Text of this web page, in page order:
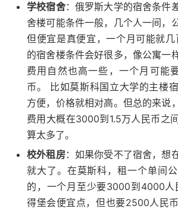
学校宿舍：俄罗斯大学的宿舍条件
舍楼可能条件一般，几个人一间，
但便宜是真便宜，一个月可能就
的宿舍楼条件会好很多，像公寓一
费用自然也高一些，一个月可能
币。 比如莫斯科国立大学的主楼
方便，价格就相对高。但总的来说
费用大概在3000到1.5万人民币之
算太多了。
校外租房：如果你受不了宿舍，想
就大了。在莫斯科，租一个单间
的，一个月至少要3000到4000人
得堡会便宜点，但也要2500人民